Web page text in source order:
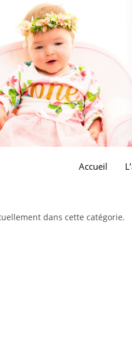
Accueil
dans cette catégorie.